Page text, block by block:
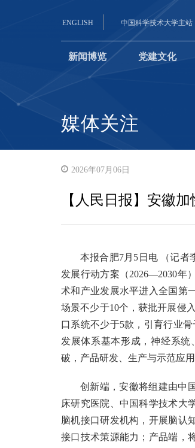
ENGLISH 中国科学技术大学主站
新闻博览 党建文化
媒体关注
2026年07月06日
【人民日报】安徽
本报合肥7月5日电 （记者
发展行动方案（2026—2030年
术和产业发展水平进入全国第
场景不少于10个，获批开展侵
口系统不少于5款，引育行业
发展体系基本形成，神经系
破，产品研发、生产与示范应用
创新端，安徽将组建由中
床研究医院、中国科学技术大
脑机接口研发机构，开展脑认
接口技术策源能力；产品端，